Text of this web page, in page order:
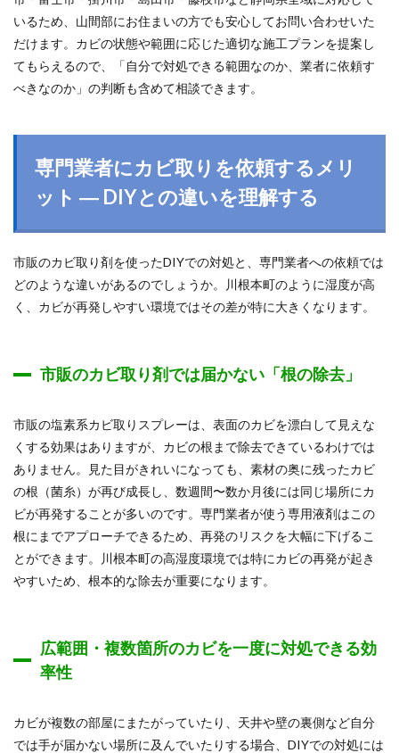
いるため、山間部にお住まいの方でも安心してお問い合わせいた
だけます。カビの状態や範囲に応じた適切な施工プランを提案し
てもらえるので、「自分で対処できる範囲なのか、業者に依頼す
べきなのか」の判断も含めて相談できます。
専門業者にカビ取りを依頼するメリ
ット ― DIYとの違いを理解する
市販のカビ取り剤を使ったDIYでの対処と、専門業者への依頼では
どのような違いがあるのでしょうか。川根本町のように湿度が高
く、カビが再発しやすい環境ではその差が特に大きくなります。
市販のカビ取り剤では届かない「根の除去」
市販の塩素系カビ取りスプレーは、表面のカビを漂白して見えな
くする効果はありますが、カビの根まで除去できているわけでは
ありません。見た目がきれいになっても、素材の奥に残ったカビ
の根（菌糸）が再び成長し、数週間〜数か月後には同じ場所にカ
ビが再発することが多いのです。専門業者が使う専用液剤はこの
根にまでアプローチできるため、再発のリスクを大幅に下げるこ
とができます。川根本町の高湿度環境では特にカビの再発が起き
やすいため、根本的な除去が重要になります。
広範囲・複数箇所のカビを一度に対処できる効
率性
カビが複数の部屋にまたがっていたり、天井や壁の裏側など自分
では手が届かない場所に及んでいたりする場合、DIYでの対処には